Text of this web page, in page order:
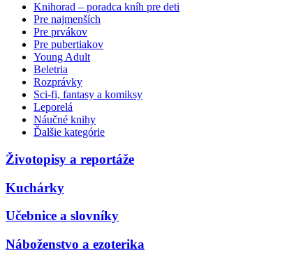
Knihorad – poradca kníh pre deti
Pre najmenších
Pre prvákov
Pre pubertiakov
Young Adult
Beletria
Rozprávky
Sci-fi, fantasy a komiksy
Leporelá
Náučné knihy
Ďalšie kategórie
Životopisy a reportáže
Kuchárky
Učebnice a slovníky
Náboženstvo a ezoterika